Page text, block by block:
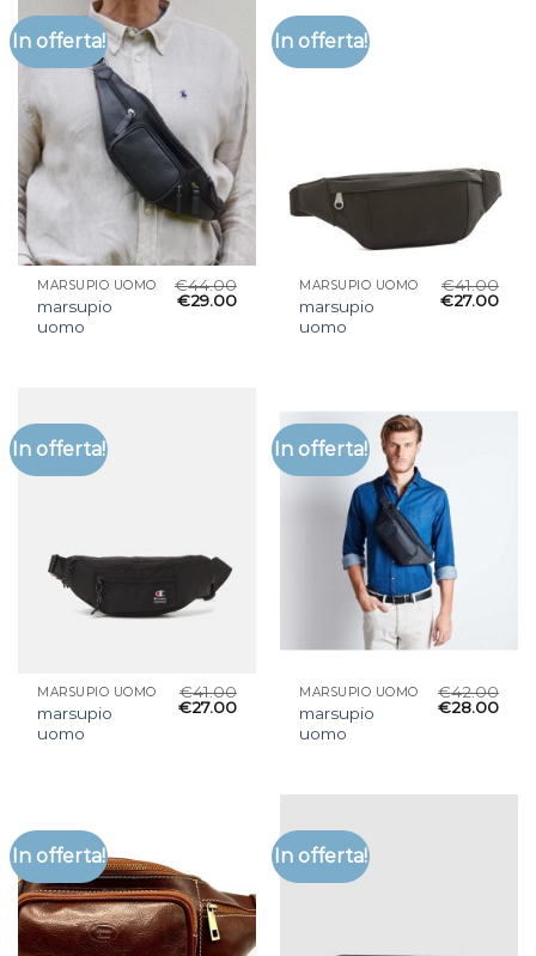
In offerta!
MARSUPIO UOMO
marsupio
uomo
€44.00
€29.00
In offerta!
MARSUPIO UOMO
marsupio
uomo
€41.00
€27.00
In offerta!
MARSUPIO UOMO
marsupio
uomo
€41.00
€27.00
In offerta!
MARSUPIO UOMO
marsupio
uomo
€42.00
€28.00
In offerta! In offerta!